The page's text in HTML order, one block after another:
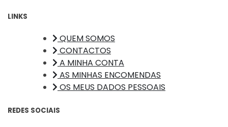
LINKS
QUEM SOMOS
CONTACTOS
A MINHA CONTA
AS MINHAS ENCOMENDAS
OS MEUS DADOS PESSOAIS
REDES SOCIAIS